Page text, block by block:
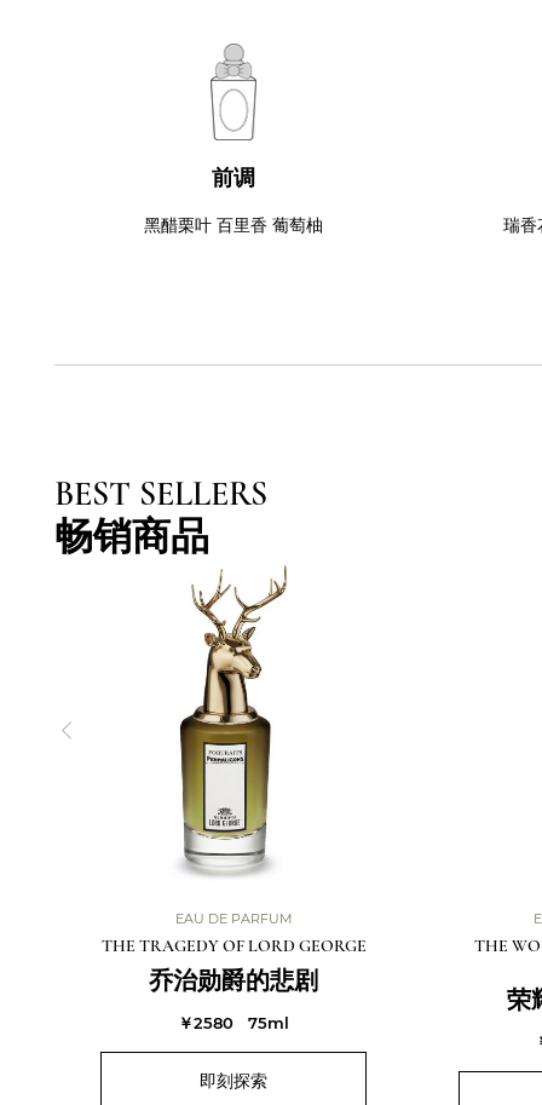
前调
黑醋栗叶 百里香 葡萄柚 瑞香
BEST SELLERS
畅销商品
EAU DE PARFUM
THE TRAGEDY OF LORD GEORGE
乔治勋爵的悲剧
￥2580 75ml
即刻探索
THE
荣